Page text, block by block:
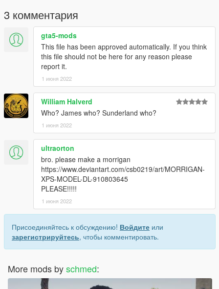
3 комментария
gta5-mods
This file has been approved automatically. If you think
this file should not be here for any reason please
report it.
1 июня 2022
William Halverd
Who? James who? Sunderland who?
1 июня 2022
ultraorton
bro. please make a morrigan
https://www.deviantart.com/csb0219/art/MORRIGAN-
XPS-MODEL-DL-910803645
PLEASE!!!!!
1 июня 2022
Присоединяйтесь к обсуждению! Войдите или
зарегистрируйтесь, чтобы комментировать.
More mods byschmed: